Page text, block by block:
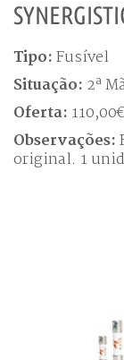
Tipo: Fusível
Situação: 2ª
Oferta:
Observações:
original. 1